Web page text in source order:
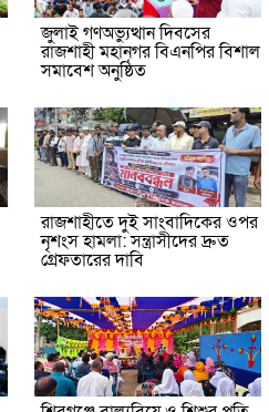
জুলাই গণঅভ্যুত্থান দিবসের
রাজশাহী মহানগর বিএনপির বিশাল
সমাবেশ অনুষ্ঠিত
রাজশাহীতে দুই সাংবাদিকের ওপর
নৃশংস হামলা: সন্ত্রাসীদের দ্রুত
গ্রেফতারের দাবি